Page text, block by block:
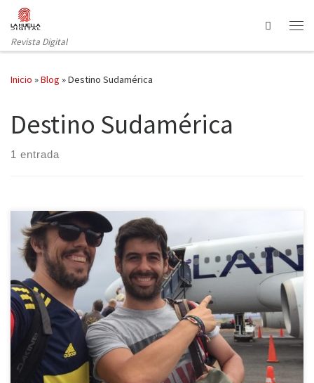
Saltar al contenido
Revista Digital
Search
Inicio »Blog »Destino Sudamérica
Destino Sudamérica
1 entrada
El concurso Destino Sudamérica ofrece la posibilidad de recorrer
durante tres meses varios puntos de Sudamérica con un único
requisito: documentar y compartir la experiencia en la web del
concurso. Las aventuras y emociones están garantizadas. Destino
Sudamérica, concurso posible gracias al grupo de aerolíneas
LATAM, comienza en 2014 con los tres […]